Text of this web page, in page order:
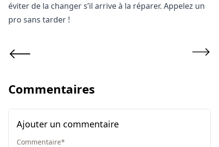
éviter de la changer s’il arrive à la réparer. Appelez un
pro sans tarder !
Commentaires
Ajouter un commentaire
Commentaire*